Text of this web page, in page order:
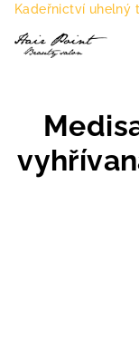
Přejít
obsah
Kadeřnictví uhelný